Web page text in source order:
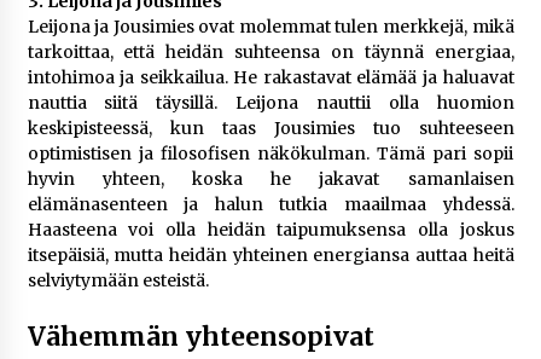
Leijona ja Jousimies ovat molemmat tulen merkkejä, mikä
tarkoittaa, että heidän suhteensa on täynnä energiaa,
intohimoa ja seikkailua. He rakastavat elämää ja haluavat
nauttia siitä täysillä. Leijona nauttii olla huomion
keskipisteessä, kun taas Jousimies tuo suhteeseen
optimistisen ja filosofisen näkökulman. Tämä pari sopii
hyvin yhteen, koska he jakavat samanlaisen
elämänasenteen ja halun tutkia maailmaa yhdessä.
Haasteena voi olla heidän taipumuksensa olla joskus
itsepäisiä, mutta heidän yhteinen energiansa auttaa heitä
selviytymään esteistä.
Vähemmän yhteensopivat